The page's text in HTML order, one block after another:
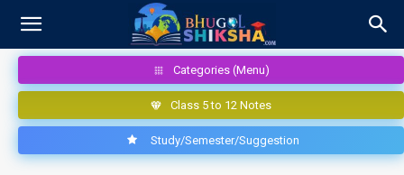
Categories (Menu)
Class 5 to 12 Notes
Study/Semester/Suggestion